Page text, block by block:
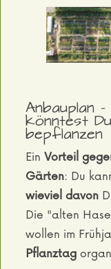
Anbauplan
könntest
bepflanzen
Ein Vorteil
Gärten: Du
wieviel davon
Die "alten
wollen im
Pflanztag